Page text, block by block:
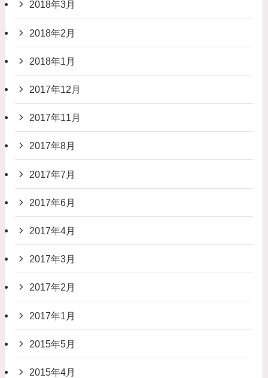
2018年3月
2018年2月
2018年1月
2017年12月
2017年11月
2017年8月
2017年7月
2017年6月
2017年4月
2017年3月
2017年2月
2017年1月
2015年5月
2015年4月